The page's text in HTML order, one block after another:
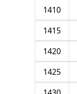
1410
1415
1420
1425